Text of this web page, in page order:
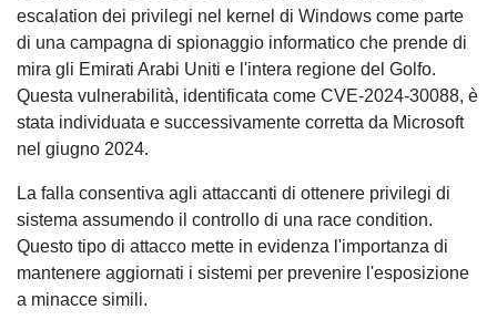
escalation dei privilegi nel kernel di Windows come parte
di una campagna di spionaggio informatico che prende di
mira gli Emirati Arabi Uniti e l'intera regione del Golfo.
Questa vulnerabilità, identificata come CVE-2024-30088, è
stata individuata e successivamente corretta da Microsoft
nel giugno 2024.
La falla consentiva agli attaccanti di ottenere privilegi di
sistema assumendo il controllo di una race condition.
Questo tipo di attacco mette in evidenza l'importanza di
mantenere aggiornati i sistemi per prevenire l'esposizione
a minacce simili.